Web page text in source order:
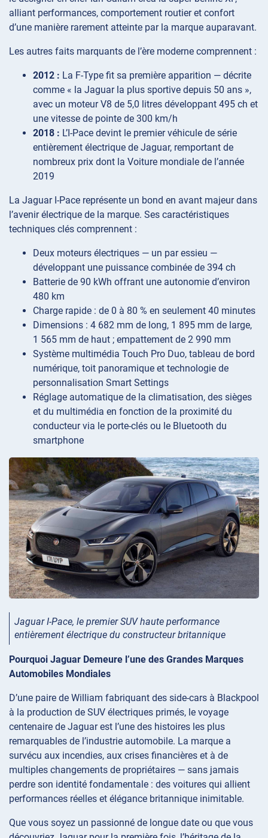
alliant performances, comportement routier et confort
d’une manière rarement atteinte par la marque auparavant.
Les autres faits marquants de l’ère moderne comprennent :
2012 : La F-Type fit sa première apparition — décrite
comme « la Jaguar la plus sportive depuis 50 ans »,
avec un moteur V8 de 5,0 litres développant 495 ch et
une vitesse de pointe de 300 km/h
2018 : L’I-Pace devint le premier véhicule de série
entièrement électrique de Jaguar, remportant de
nombreux prix dont la Voiture mondiale de l’année
2019
La Jaguar I-Pace représente un bond en avant majeur dans
l’avenir électrique de la marque. Ses caractéristiques
techniques clés comprennent :
Deux moteurs électriques — un par essieu —
développant une puissance combinée de 394 ch
Batterie de 90 kWh offrant une autonomie d’environ
480 km
Charge rapide : de 0 à 80 % en seulement 40 minutes
Dimensions : 4 682 mm de long, 1 895 mm de large,
1 565 mm de haut ; empattement de 2 990 mm
Système multimédia Touch Pro Duo, tableau de bord
numérique, toit panoramique et technologie de
personnalisation Smart Settings
Réglage automatique de la climatisation, des sièges
et du multimédia en fonction de la proximité du
conducteur via le porte-clés ou le Bluetooth du
smartphone
Jaguar I-Pace, le premier SUV haute performance
entièrement électrique du constructeur britannique
Pourquoi Jaguar Demeure l’une des Grandes Marques
Automobiles Mondiales
D’une paire de William fabriquant des side-cars à Blackpool
à la production de SUV électriques primés, le voyage
centenaire de Jaguar est l’une des histoires les plus
remarquables de l’industrie automobile. La marque a
survécu aux incendies, aux crises financières et à de
multiples changements de propriétaires — sans jamais
perdre son identité fondamentale : des voitures qui allient
performances réelles et élégance britannique inimitable.
Que vous soyez un passionné de longue date ou que vous